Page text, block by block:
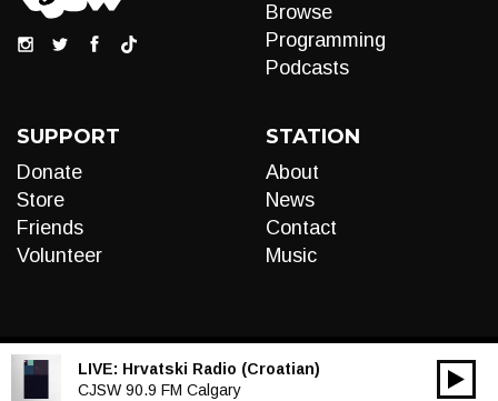
Browse
Programming
Podcasts
SUPPORT
Donate
Store
Friends
Volunteer
STATION
About
News
Contact
Music
LIVE: Hrvatski Radio (Croatian)
CJSW 90.9 FM Calgary
00:00